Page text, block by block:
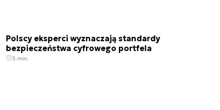
Polscy eksperci wyznaczają standardy
bezpieczeństwa cyfrowego portfela
3 min.